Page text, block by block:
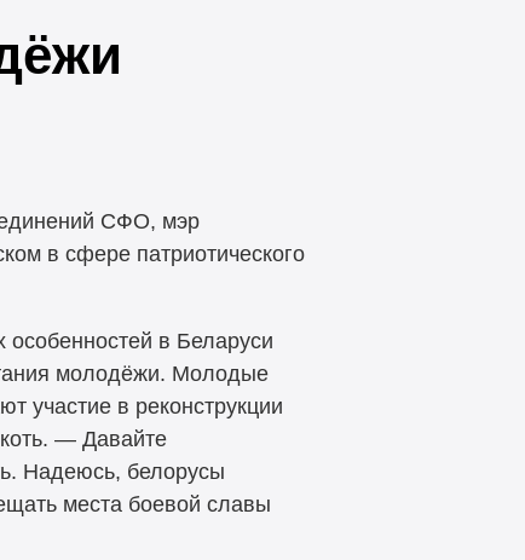
СФО, мэр
в сфере патриотического
особенностей в Беларуси
молодёжи. Молодые
участие в реконструкции
— Давайте
Надеюсь, белорусы
места боевой славы